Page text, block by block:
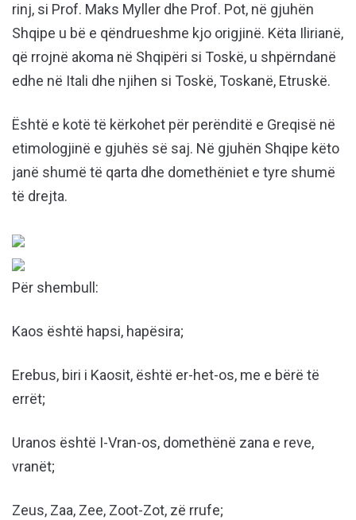
rinj, si Prof. Maks Myller dhe Prof. Pot, në gjuhën
Shqipe u bë e qëndrueshme kjo origjinë. Këta Ilirianë,
që rrojnë akoma në Shqipëri si Toskë, u shpërndanë
edhe në Itali dhe njihen si Toskë, Toskanë, Etruskë.
Është e kotë të kërkohet për perënditë e Greqisë në
etimologjinë e gjuhës së saj. Në gjuhën Shqipe këto
janë shumë të qarta dhe domethëniet e tyre shumë
të drejta.
Për shembull:
Kaos është hapsi, hapësira;
Erebus, biri i Kaosit, është er-het-os, me e bërë të
errët;
Uranos është I-Vran-os, domethënë zana e reve,
vranët;
Zeus, Zaa, Zee, Zoot-Zot, zë rrufe;